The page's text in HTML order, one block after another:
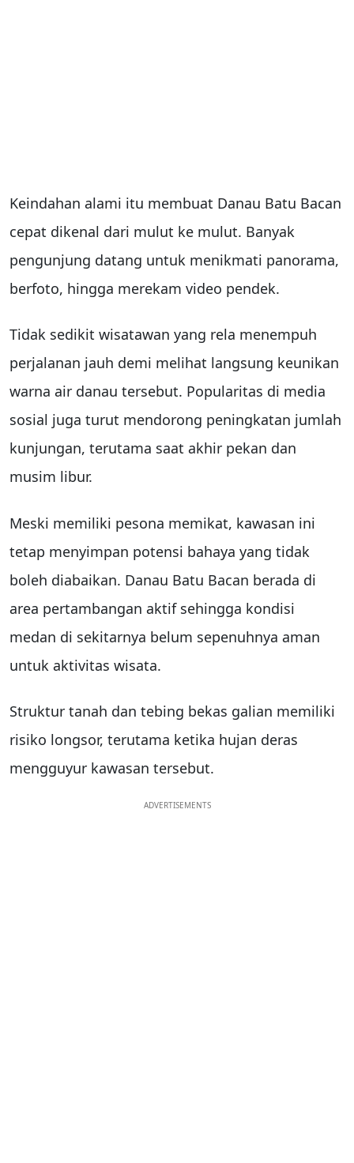
Keindahan alami itu membuat Danau Batu Bacan
cepat dikenal dari mulut ke mulut. Banyak
pengunjung datang untuk menikmati panorama,
berfoto, hingga merekam video pendek.
Tidak sedikit wisatawan yang rela menempuh
perjalanan jauh demi melihat langsung keunikan
warna air danau tersebut. Popularitas di media
sosial juga turut mendorong peningkatan jumlah
kunjungan, terutama saat akhir pekan dan
musim libur.
Meski memiliki pesona memikat, kawasan ini
tetap menyimpan potensi bahaya yang tidak
boleh diabaikan. Danau Batu Bacan berada di
area pertambangan aktif sehingga kondisi
medan di sekitarnya belum sepenuhnya aman
untuk aktivitas wisata.
Struktur tanah dan tebing bekas galian memiliki
risiko longsor, terutama ketika hujan deras
mengguyur kawasan tersebut.
ADVERTISEMENTS